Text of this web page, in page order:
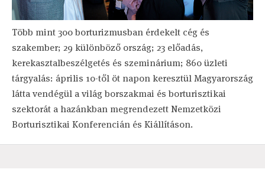
Több mint 300 borturizmusban érdekelt cég és
szakember; 29 különböző ország; 23 előadás,
kerekasztalbeszélgetés és szeminárium; 860 üzleti
tárgyalás: április 10-től öt napon keresztül Magyarország
látta vendégül a világ borszakmai és borturisztikai
szektorát a hazánkban megrendezett Nemzetközi
Borturisztikai Konferencián és Kiállításon.